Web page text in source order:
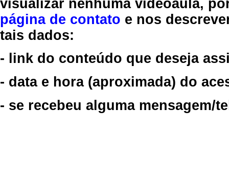
visualizar nenhuma videoaula,
página de contato e nos
tais dados:
- link do conteúdo que deseja
- data e hora (aproximada) do
- se recebeu alguma mensagem/